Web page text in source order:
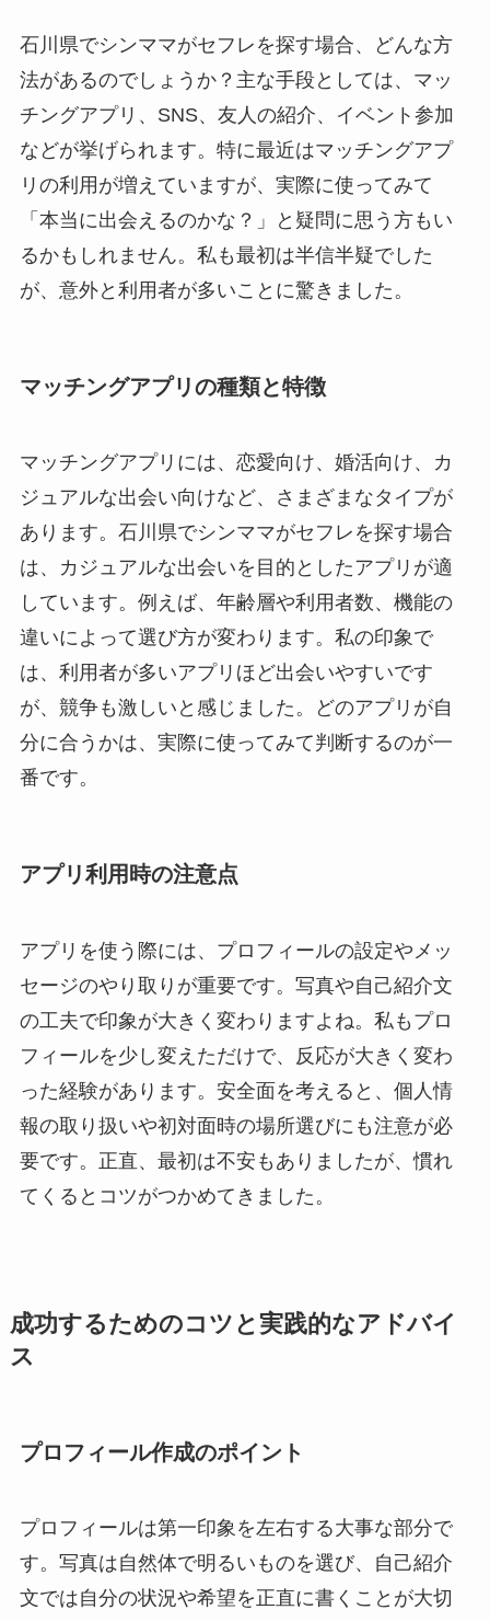
石川県でシンママがセフレを探す場合、どんな方
法があるのでしょうか？主な手段としては、マッ
チングアプリ、SNS、友人の紹介、イベント参加
などが挙げられます。特に最近はマッチングアプ
リの利用が増えていますが、実際に使ってみて
「本当に出会えるのかな？」と疑問に思う方もい
るかもしれません。私も最初は半信半疑でした
が、意外と利用者が多いことに驚きました。
マッチングアプリの種類と特徴
マッチングアプリには、恋愛向け、婚活向け、カ
ジュアルな出会い向けなど、さまざまなタイプが
あります。石川県でシンママがセフレを探す場合
は、カジュアルな出会いを目的としたアプリが適
しています。例えば、年齢層や利用者数、機能の
違いによって選び方が変わります。私の印象で
は、利用者が多いアプリほど出会いやすいです
が、競争も激しいと感じました。どのアプリが自
分に合うかは、実際に使ってみて判断するのが一
番です。
アプリ利用時の注意点
アプリを使う際には、プロフィールの設定やメッ
セージのやり取りが重要です。写真や自己紹介文
の工夫で印象が大きく変わりますよね。私もプロ
フィールを少し変えただけで、反応が大きく変わ
った経験があります。安全面を考えると、個人情
報の取り扱いや初対面時の場所選びにも注意が必
要です。正直、最初は不安もありましたが、慣れ
てくるとコツがつかめてきました。
成功するためのコツと実践的なアドバイ
ス
プロフィール作成のポイント
プロフィールは第一印象を左右する大事な部分で
す。写真は自然体で明るいものを選び、自己紹介
文では自分の状況や希望を正直に書くことが大切